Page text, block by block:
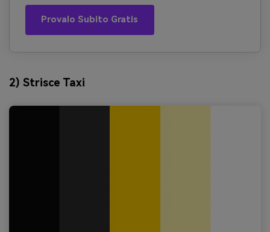
Provalo Subito Gratis
2) Strisce Taxi